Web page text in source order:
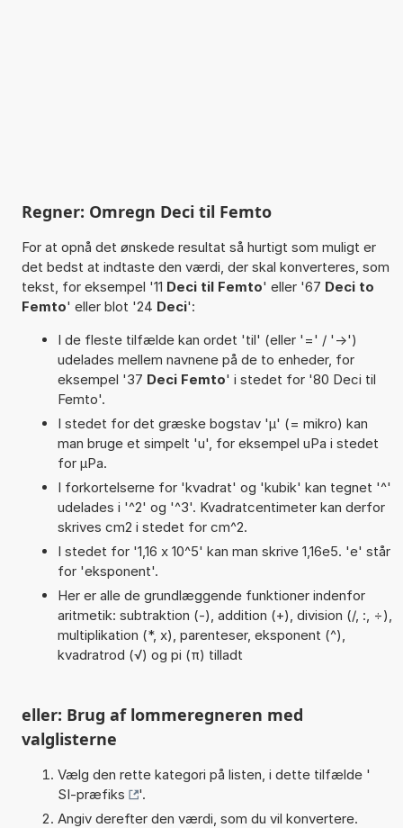
Regner: Omregn Deci til Femto
For at opnå det ønskede resultat så hurtigt som muligt er
det bedst at indtaste den værdi, der skal konverteres, som
tekst, for eksempel '11 Deci til Femto' eller '67 Deci to
Femto' eller blot '24 Deci':
I de fleste tilfælde kan ordet 'til' (eller '=' / '->')
udelades mellem navnene på de to enheder, for
eksempel '37 Deci Femto' i stedet for '80 Deci til
Femto'.
I stedet for det græske bogstav 'µ' (= mikro) kan
man bruge et simpelt 'u', for eksempel uPa i stedet
for µPa.
I forkortelserne for 'kvadrat' og 'kubik' kan tegnet '^'
udelades i '^2' og '^3'. Kvadratcentimeter kan derfor
skrives cm2 i stedet for cm^2.
I stedet for '1,16 x 10^5' kan man skrive 1,16e5. 'e' står
for 'eksponent'.
Her er alle de grundlæggende funktioner indenfor
aritmetik: subtraktion (-), addition (+), division (/, :, ÷),
multiplikation (*, x), parenteser, eksponent (^),
kvadratrod (√) og pi (π) tilladt
eller: Brug af lommeregneren med
valglisterne
Vælg den rette kategori på listen, i dette tilfælde '
SI-præfiks
'.
Angiv derefter den værdi, som du vil konvertere.